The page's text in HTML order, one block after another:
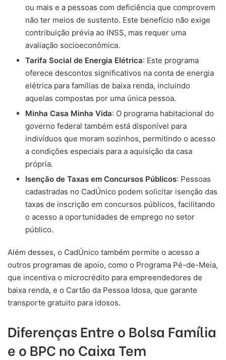
ou mais e a pessoas com deficiência que comprovem
não ter meios de sustento. Este benefício não exige
contribuição prévia ao INSS, mas requer uma
avaliação socioeconômica.
Tarifa Social de Energia Elétrica: Este programa
oferece descontos significativos na conta de energia
elétrica para famílias de baixa renda, incluindo
aquelas compostas por uma única pessoa.
Minha Casa Minha Vida: O programa habitacional do
governo federal também está disponível para
indivíduos que moram sozinhos, permitindo o acesso
a condições especiais para a aquisição da casa
própria.
Isenção de Taxas em Concursos Públicos: Pessoas
cadastradas no CadÚnico podem solicitar isenção das
taxas de inscrição em concursos públicos, facilitando
o acesso a oportunidades de emprego no setor
público.
Além desses, o CadÚnico também permite o acesso a
outros programas de apoio, como o Programa Pé-de-Meia,
que incentiva o microcrédito para empreendedores de
baixa renda, e o Cartão da Pessoa Idosa, que garante
transporte gratuito para idosos.
Diferenças Entre o Bolsa Família
e o BPC no Caixa Tem